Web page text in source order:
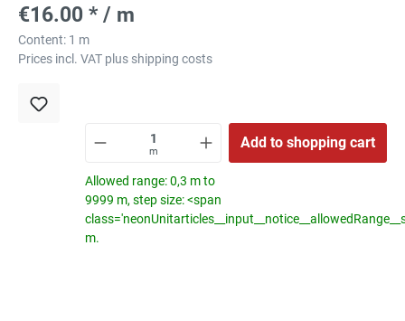
€16.00 * / m
Content: 1 m
Prices incl. VAT plus shipping costs
m
Add to shopping cart
Allowed range: 0,3 m to
9999 m, step size: <span
m.